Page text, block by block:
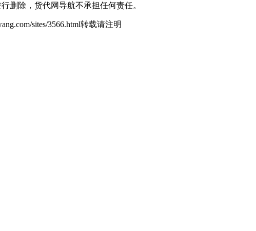
删除，货代网导航不承担任何责任。
sites/3566.html转载请注明